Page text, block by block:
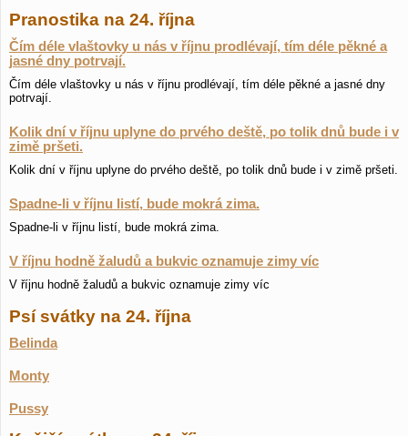
Pranostika na 24. října
Čím déle vlaštovky u nás v říjnu prodlévají, tím déle pěkné a
jasné dny potrvají.
Čím déle vlaštovky u nás v říjnu prodlévají, tím déle pěkné a jasné dny
potrvají.
Kolik dní v říjnu uplyne do prvého deště, po tolik dnů bude i v
zimě pršeti.
Kolik dní v říjnu uplyne do prvého deště, po tolik dnů bude i v zimě pršeti.
Spadne-li v říjnu listí, bude mokrá zima.
Spadne-li v říjnu listí, bude mokrá zima.
V říjnu hodně žaludů a bukvic oznamuje zimy víc
V říjnu hodně žaludů a bukvic oznamuje zimy víc
Psí svátky na 24. října
Belinda
Monty
Pussy